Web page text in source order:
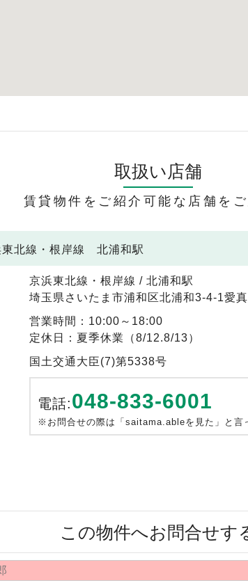
取扱い店舗
賃貸物件をご紹介可能な店舗をご
東北線・根岸線 北浦和駅
京浜東北線・根岸線 / 北浦和駅
埼玉県さいたま市浦和区北浦和3-4-1愛
営業時間：10:00～18:00
定休日：夏季休業（8/12.8/13）
国土交通大臣(7)第5338号
電話:048-833-6001
※お問合せの際は「saitama.ableを見た」と言
この物件へお問合せす